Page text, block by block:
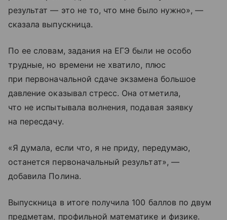
результат — это не то, что мне было нужно», —
сказала выпускница.
По ее словам, задания на ЕГЭ были не особо
трудные, но времени не хватило, плюс
при первоначальной сдаче экзамена большое
давление оказывал стресс. Она отметила,
что не испытывала волнения, подавая заявку
на пересдачу.
«Я думала, если что, я не приду, передумаю,
останется первоначальный результат», —
добавила Полина.
Выпускница в итоге получила 100 баллов по двум
предметам, профильной математике и физике.